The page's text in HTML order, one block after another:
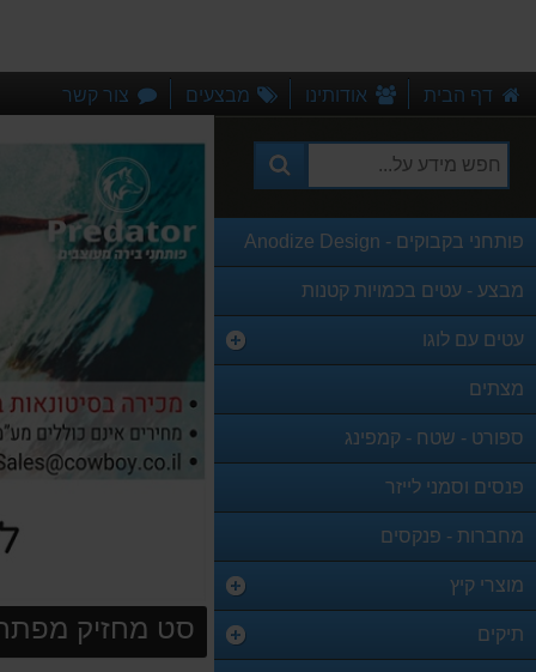
דף הבית אודותינו מבצעים צור קשר
פותחני בקבוקים - Anodize Design
מבצע - עטים בכמויות קטנות
עטים עם לוגו
מצתים
ספורט - שטח - קמפינג
פנסים וסמני לייזר
מחברות - פנקסים
מוצרי קיץ
תיקים סט מחזיק